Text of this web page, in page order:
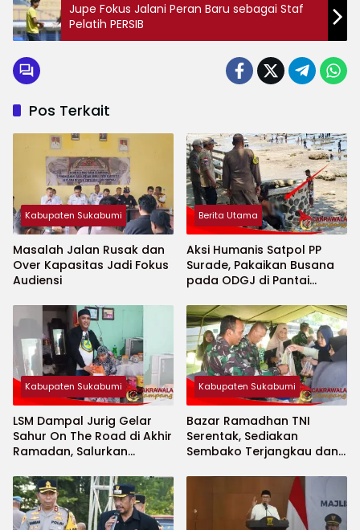
Jupe Fokus Jalani Peran Baru sebagai Staf
Pelatih PERSIB
Pos Terkait
Kabupaten Sukabumi
Masalah Jalan Rusak dan
Over Kapasitas Jadi Fokus
Audiensi
Berita Utama
Aksi Humanis Satpol PP
Surade, Pakaikan Busana
pada ODGJ di Pantai
Kabupaten Sukabumi
LSM Dampal Jurig Gelar
Sahur On The Road di Akhir
Ramadan, Salurkan
Jompo dan Anak Yatim
Kabupaten Sukabumi
Bazar Ramadhan TNI
Serentak, Sediakan
Sembako Terjangkau dan